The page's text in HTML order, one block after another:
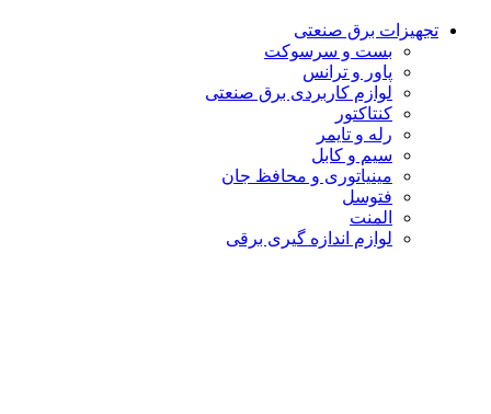
تجهیزات برق صنعتی
بست و سرسوكت
پاور و ترانس
لوازم کاربردی برق صنعتی
کنتاکتور
رله و تایمر
سیم و کابل
مینیاتوری و محافظ جان
فتوسل
المنت
لوازم اندازه گيرى برقى